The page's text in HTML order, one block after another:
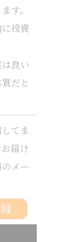
す。
投資
良い
だと
てま
届け
メー